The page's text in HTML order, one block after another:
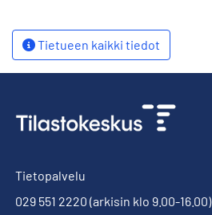
Tietueen kaikki tiedot
Tietopalvelu
029 551 2220 (arkisin klo 9.00-16.00)